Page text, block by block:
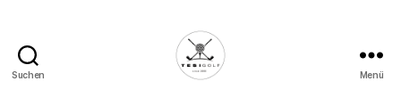
Suchen Menü